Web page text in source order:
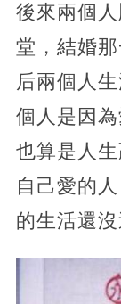
後來兩個
堂，結婚
后兩個人
個人是因
也算是人
自己愛的
的生活還